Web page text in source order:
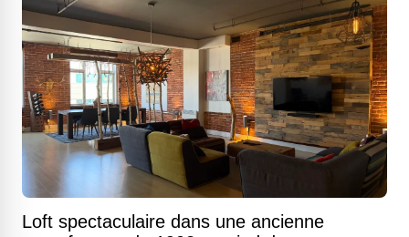
Loft spectaculaire dans une ancienne